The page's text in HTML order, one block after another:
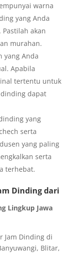
warna
yang Anda
akan
murahan.
yang Anda
Apabila
tertentu untuk
dapat
yang
serta
yang paling
serta
terhebat.
Dinding dari
Lingkup Jawa
Jam Dinding di
Blitar,